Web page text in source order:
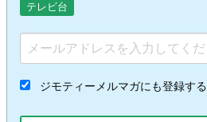
テレビ台
ジモティーメルマガにも登録する